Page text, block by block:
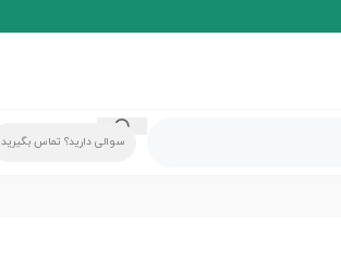
سوالی دارید؟ تماس بگیرید